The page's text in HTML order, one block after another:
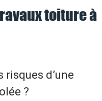
toiture à
risques d’une
?